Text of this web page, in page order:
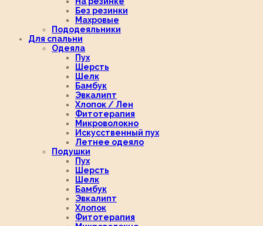
Без резинки
Махровые
Пододеяльники
Для спальни
Одеяла
Пух
Шерсть
Шелк
Бамбук
Эвкалипт
Хлопок / Лен
Фитотерапия
Микроволокно
Искусственный пух
Летнее одеяло
Подушки
Пух
Шерсть
Шелк
Бамбук
Эвкалипт
Хлопок
Фитотерапия